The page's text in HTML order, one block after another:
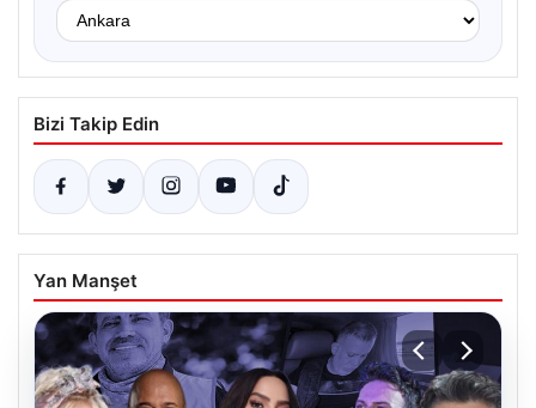
Bizi Takip Edin
Yan Manşet